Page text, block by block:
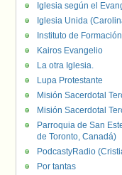
Iglesia según el
Iglesia Unida
Instituto de
Kairos Evangelio
La otra Iglesia.
Lupa Protestante
Misión Sacerdotal
Misión Sacerdotal
Parroquia de San
de Toronto, Canadá)
PodcastyRadio
Por tantas